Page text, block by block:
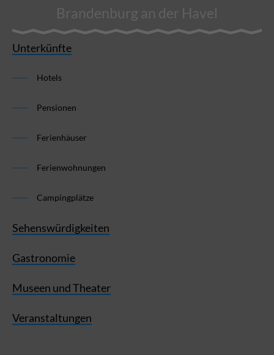
Brandenburg an der Havel
Unterkünfte
Hotels
Pensionen
Ferienhäuser
Ferienwohnungen
Campingplätze
Sehenswürdigkeiten
Gastronomie
Museen und Theater
Veranstaltungen